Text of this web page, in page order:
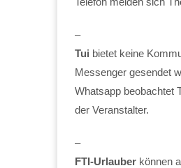
–
Tui bietet keine
Messenger gesendet
Whatsapp beobachtet
der Veranstalter.
–
FTI-Urlauber können